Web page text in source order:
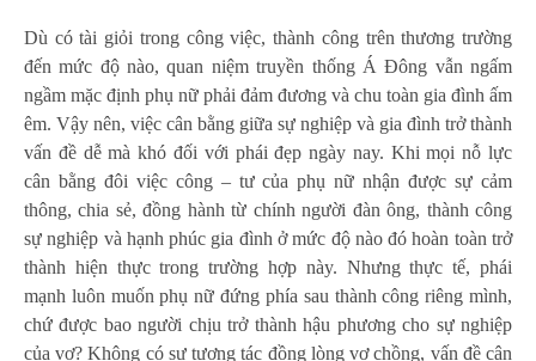
Dù có tài giỏi trong công việc, thành công trên thương trường
đến mức độ nào, quan niệm truyền thống Á Đông vẫn ngấm
ngầm mặc định phụ nữ phải đảm đương và chu toàn gia đình ấm
êm. Vậy nên, việc cân bằng giữa sự nghiệp và gia đình trở thành
vấn đề dễ mà khó đối với phái đẹp ngày nay. Khi mọi nỗ lực
cân bằng đôi việc công – tư của phụ nữ nhận được sự cảm
thông, chia sẻ, đồng hành từ chính người đàn ông, thành công
sự nghiệp và hạnh phúc gia đình ở mức độ nào đó hoàn toàn trở
thành hiện thực trong trường hợp này. Nhưng thực tế, phái
mạnh luôn muốn phụ nữ đứng phía sau thành công riêng mình,
chứ được bao người chịu trở thành hậu phương cho sự nghiệp
của vợ? Không có sự tương tác đồng lòng vợ chồng, vấn đề cân